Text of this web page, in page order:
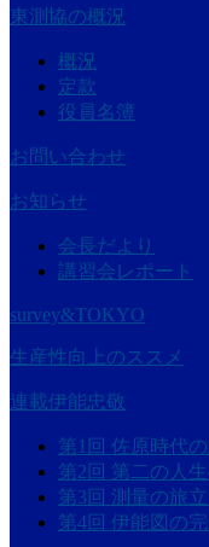
東測協の概況
概況
定款
役員名簿
お問い合わせ
お知らせ
会長だより
講習会レポート
survey&TOKYO
生産性向上のススメ
連載伊能忠敬
第1回 佐原時代
第2回 第二の人
第3回 測量の旅
第4回 伊能図の